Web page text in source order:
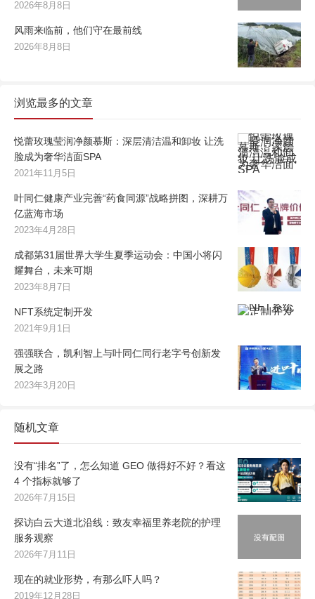
2026年8月8日
风雨来临前，他们守在最前线
2026年8月8日
浏览最多的文章
悦蕾玫瑰莹润净颜慕斯：深层清洁温和卸妆 让洗
脸成为奢华洁面SPA
2021年11月5日
叶同仁健康产业完善“药食同源”战略拼图，深耕万
亿蓝海市场
2023年4月28日
成都第31届世界大学生夏季运动会：中国小将闪
耀舞台，未来可期
2023年8月7日
NFT系统定制开发
2021年9月1日
强强联合，凯利智上与叶同仁同行老字号创新发
展之路
2023年3月20日
随机文章
没有“排名”了，怎么知道 GEO 做得好不好？看这
4 个指标就够了
2026年7月15日
探访白云大道北沿线：致友幸福里养老院的护理
服务观察
2026年7月11日
现在的就业形势，有那么吓人吗？
2019年12月28日